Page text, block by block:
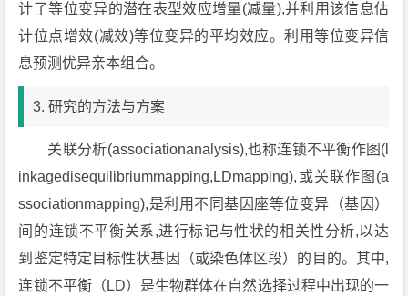
计了等位变异的潜在表型效应增量(减量),并利用该信息估
计位点增效(减效)等位变异的平均效应。利用等位变异信
息预测优异亲本组合。
3. 研究的方法与方案
关联分析(associationanalysis),也称连锁不平衡作图(l
inkagedisequilibriummapping,LDmapping),或关联作图(a
ssociationmapping),是利用不同基因座等位变异（基因）
间的连锁不平衡关系,进行标记与性状的相关性分析,以达
到鉴定特定目标性状基因（或染色体区段）的目的。其中,
连锁不平衡（LD）是生物群体在自然选择过程中出现的一